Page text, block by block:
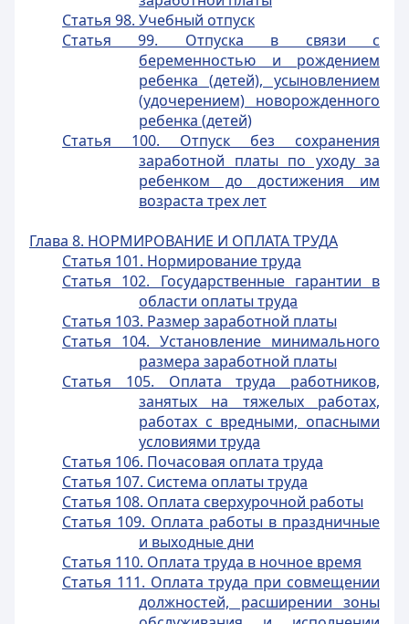
Статья 98. Учебный отпуск
Статья 99. Отпуска в связи с
беременностью и рождением
ребенка (детей), усыновлением
(удочерением) новорожденного
ребенка (детей)
Статья 100. Отпуск без сохранения
заработной платы по уходу за
ребенком до достижения им
возраста трех лет
Глава 8. НОРМИРОВАНИЕ И ОПЛАТА ТРУДА
Статья 101. Нормирование труда
Статья 102. Государственные гарантии в
области оплаты труда
Статья 103. Размер заработной платы
Статья 104. Установление минимального
размера заработной платы
Статья 105. Оплата труда работников,
занятых на тяжелых работах,
работах с вредными, опасными
условиями труда
Статья 106. Почасовая оплата труда
Статья 107. Система оплаты труда
Статья 108. Оплата сверхурочной работы
Статья 109. Оплата работы в праздничные
и выходные дни
Статья 110. Оплата труда в ночное время
Статья 111. Оплата труда при совмещении
должностей, расширении зоны